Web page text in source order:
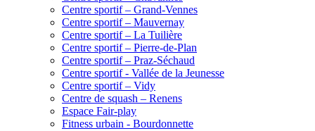
Centre sportif – Grand-Vennes
Centre sportif – Mauvernay
Centre sportif – La Tuilière
Centre sportif – Pierre-de-Plan
Centre sportif – Praz-Séchaud
Centre sportif - Vallée de la Jeunesse
Centre sportif – Vidy
Centre de squash – Renens
Espace Fair-play
Fitness urbain - Bourdonnette